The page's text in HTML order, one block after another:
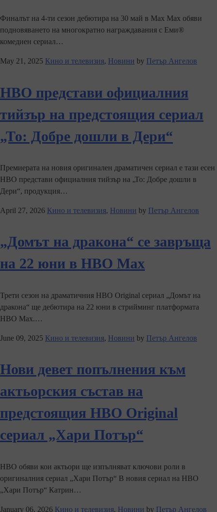
Финалът на 4-ти сезон дебютира на 30 май в Max Max обяви
подновяването на многократно награждавания с Еми®
комедиен сериал…
May 21, 2025 Кино и телевизия, Новини by Петър Ангелов
HBO представи официалния
тийзър на предстоящия сериал
„То: Добре дошли в Дери“
Премиерата на новия оригинален драматичен сериал е тази есен
HBO представи официалния тийзър на „То: Добре дошли в
Дери“, продукция…
April 27, 2026 Кино и телевизия, Новини by Петър Ангелов
„Домът на дракона“ се завръща
на 22 юни в HBO Max
Трети сезон на драматичния HBO Original сериал „Домът на
дракона“ ще дебютира на 22 юни в стрийминг платформата
HBO Max.…
June 09, 2025 Кино и телевизия, Новини by Петър Ангелов
Нови девет попълнения към
актьорския състав на
предстоящия HBO Original
сериал „Хари Потър“
HBO обяви кои актьори ще изпълняват ключови роли в
оригиналния сериал „Хари Потър“ В новия сериал на HBO
„Хари Потър“ Катрин…
January 06, 2026 Кино и телевизия, Новини by Петър Ангелов